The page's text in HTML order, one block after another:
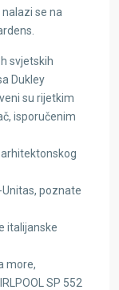
se na
svjetskih
Dukley
su rijetkim
isporučenim
poznate
italijanske
more,
SP 552